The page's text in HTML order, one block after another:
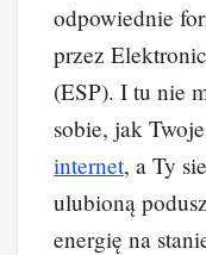
odpowiednie
przez
(ESP). I tu nie
sobie, jak
internet, a Ty
ulubioną
energię na